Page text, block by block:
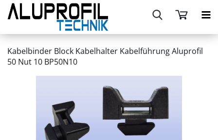
Kabelbinder Block Kabelhalter Kabelführung Aluprofil
50 Nut 10 BP50N10